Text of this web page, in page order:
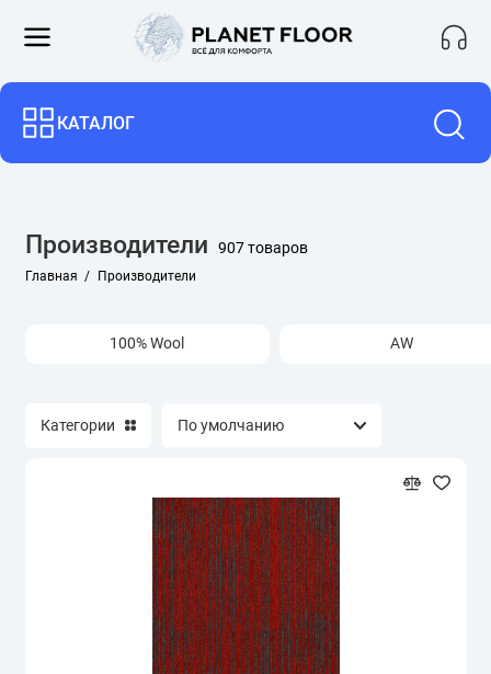
КАТАЛОГ
Производители 907 товаров
Главная Производители
100% Wool
AW
AW Gaia
Balsan COMMERCIAL
100% Wool AW
Категории